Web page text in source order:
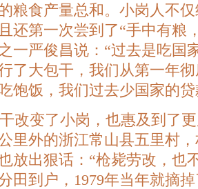
粮食产量总和。小岗人不
还第一次尝到了“手中有粮
一严俊昌说：“过去是吃国
了大包干，我们从第一年
饱饭，我们过去少国家的
改变了小岗，也惠及到了
里外的浙江常山县五里村
放出狠话：“枪毙劳改，也
田到户，1979年当年就摘